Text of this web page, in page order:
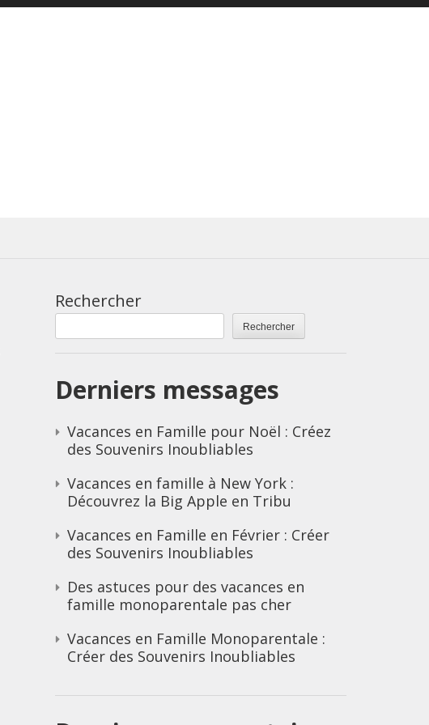
Rechercher
Rechercher
Derniers messages
Vacances en Famille pour Noël : Créez
des Souvenirs Inoubliables
Vacances en famille à New York :
Découvrez la Big Apple en Tribu
Vacances en Famille en Février : Créer
des Souvenirs Inoubliables
Des astuces pour des vacances en
famille monoparentale pas cher
Vacances en Famille Monoparentale :
Créer des Souvenirs Inoubliables